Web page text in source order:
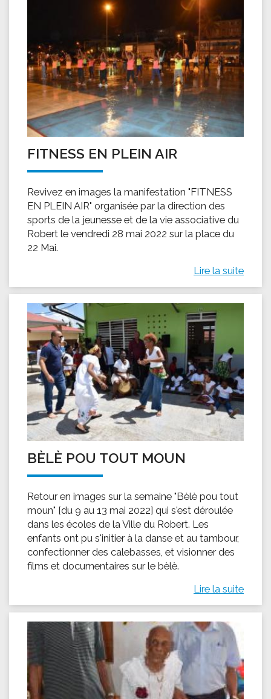
FITNESS EN PLEIN AIR
Revivez en images la manifestation "FITNESS
EN PLEIN AIR" organisée par la direction des
sports de la jeunesse et de la vie associative du
Robert le vendredi 28 mai 2022 sur la place du
22 Mai.
Lire la suite
BÈLÈ POU TOUT MOUN
Retour en images sur la semaine "Bèlè pou tout
moun" [du 9 au 13 mai 2022] qui s'est déroulée
dans les écoles de la Ville du Robert. Les
enfants ont pu s'initier à la danse et au tambour,
confectionner des calebasses, et visionner des
films et documentaires sur le bèlè.
Lire la suite